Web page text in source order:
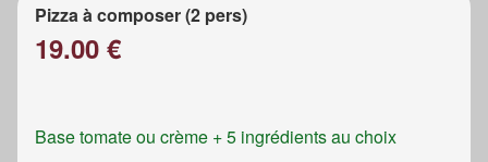
Pizza à composer (2 pers)
19.00 €
Base tomate ou crème + 5 ingrédients au choix